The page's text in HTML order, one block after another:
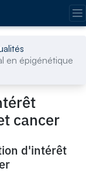
en épigénétique
cancer
d'intérêt